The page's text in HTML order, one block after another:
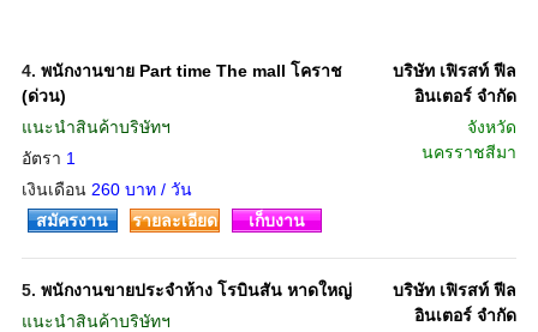
4. พนักงานขาย Part time The mall โคราช
(ด่วน)
แนะนำสินค้าบริษัทฯ
อัตรา 1
เงินเดือน 260 บาท / วัน
บริษัท เฟิรสท์ ฟีล
อินเตอร์ จำกัด
จังหวัด
นครราชสีมา
สมัครงาน รายละเอียด เก็บงาน
5. พนักงานขายประจำห้าง โรบินสัน หาดใหญ่
แนะนำสินค้าบริษัทฯ
บริษัท เฟิรสท์ ฟีล
อินเตอร์ จำกัด